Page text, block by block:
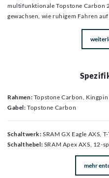
multifunktionale Topstone Carbon
gewachsen, wie ruhigem Fahren auf
Rahmen: Topstone Carbon, Kingpin suspension system, Proportional Response construction, downtube Stashport, internal
Gabel: Topstone Carbon
Schaltwerk: SRAM GX Eagle AXS,
Schalthebel: SRAM Apex AXS, 12-
mehr